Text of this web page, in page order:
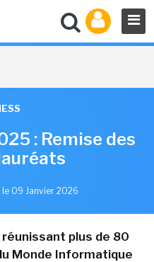
: Remise des
le 09 Janvier 2026
plus de 80
Monde Informatique